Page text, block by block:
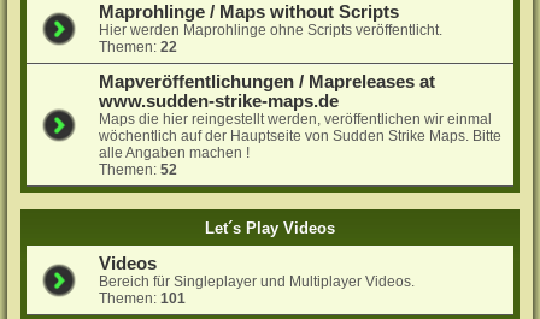
Maprohlinge / Maps without Scripts
Hier werden Maprohlinge ohne Scripts veröffentlicht.
Themen:22
Mapveröffentlichungen / Mapreleases at
www.sudden-strike-maps.de
Maps die hier reingestellt werden, veröffentlichen wir einmal
wöchentlich auf der Hauptseite von Sudden Strike Maps. Bitte
alle Angaben machen !
Themen:52
Let´s Play Videos
Videos
Bereich für Singleplayer und Multiplayer Videos.
Themen:101